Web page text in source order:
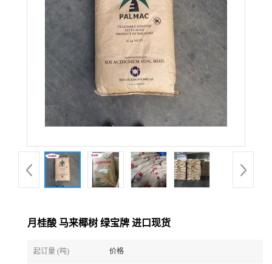
月桂酸 马来椰树 绿宝牌 进口现货
起订量 (吨) 价格